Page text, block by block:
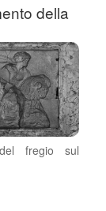
della
fregio sul